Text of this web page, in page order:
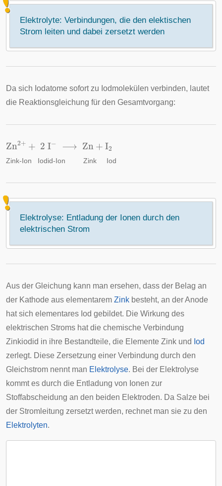
Elektrolyte: Verbindungen, die den elektischen
Strom leiten und dabei zersetzt werden
Da sich Iodatome sofort zu Iodmolekülen verbinden, lautet
die Reaktionsgleichung für den Gesamtvorgang:
Zn 2+ 2 − +I
Zink-Ion Iodid-Ion Zink Iod
Elektrolyse: Entladung der Ionen durch den
elektrischen Strom
Aus der Gleichung kann man ersehen, dass der Belag an
der Kathode aus elementarem Zink besteht, an der Anode
hat sich elementares Iod gebildet. Die Wirkung des
elektrischen Stroms hat die chemische Verbindung
Zinkiodid in ihre Bestandteile, die Elemente Zink und Iod
zerlegt. Diese Zersetzung einer Verbindung durch den
Gleichstrom nennt man Elektrolyse. Bei der Elektrolyse
kommt es durch die Entladung von Ionen zur
Stoffabscheidung an den beiden Elektroden. Da Salze bei
der Stromleitung zersetzt werden, rechnet man sie zu den
Elektrolyten.